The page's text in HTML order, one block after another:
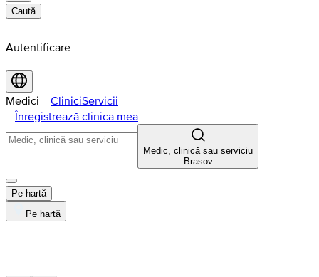
Caută
Autentificare
Medici CliniciServicii
Înregistrează clinica mea
Medic, clinică sau serviciu
Brasov
Pe hartă
Pe hartă